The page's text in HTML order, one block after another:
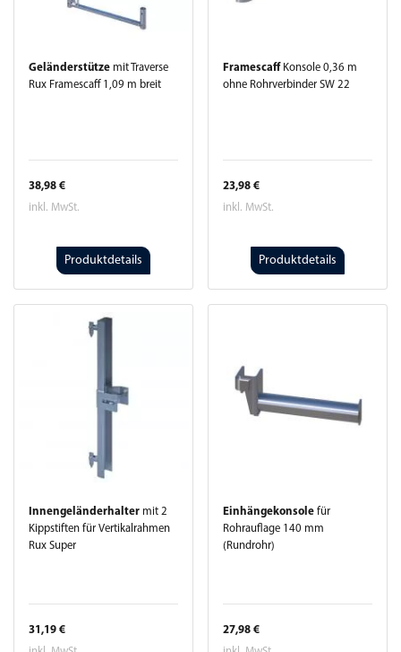
Geländerstütze mit Traverse
Rux Framescaff 1,09 m breit
38,98 €
inkl. MwSt.
Produktdetails
FramescaffKonsole 0,36 m
ohne Rohrverbinder SW 22
23,98 €
inkl. MwSt.
Produktdetails
Innengeländerhalter mit 2
Kippstiften für Vertikalrahmen
Rux Super
31,19 €
Einhängekonsole für
Rohrauflage 140 mm
(Rundrohr)
27,98 €